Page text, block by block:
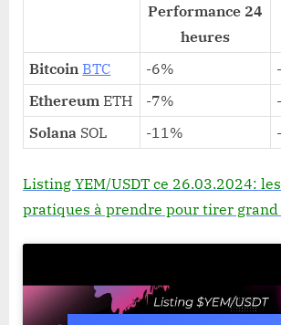
Performance 24
heures
Bitcoin BTC -6%
Ethereum ETH -7%
Solana SOL -11%
Listing YEM/USDT ce 26.03.2024:
pratiques à prendre pour tirer